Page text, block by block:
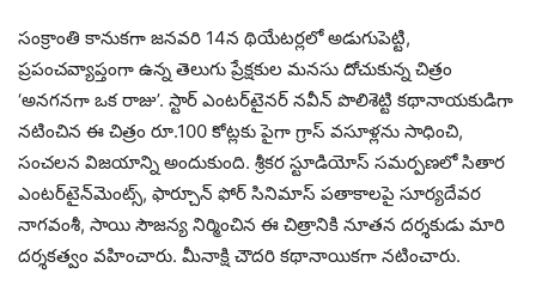
సంక్రాంతి కానుకగా జనవరి 14న థియేటర్లలో అడుగుపెట్టి,
ప్రపంచవ్యాప్తంగా ఉన్న తెలుగు ప్రేక్షకుల మనసు దోచుకున్న చిత్రం
‘అనగనగా ఒక రాజు’. స్టార్ ఎంటర్‌టైనర్ నవీన్‌ పొలిశెట్టి కథానాయకుడిగా
నటించిన ఈ చిత్రం రూ.100 కోట్లకు పైగా గ్రాస్ వసూళ్లను సాధించి,
సంచలన విజయాన్ని అందుకుంది. శ్రీకర స్టూడియోస్ సమర్పణలో సితార
ఎంటర్‌టైన్‌మెంట్స్, ఫార్చూన్ ఫోర్ సినిమాస్ పతాకాలపై సూర్యదేవర
నాగవంశీ, సాయి సౌజన్య నిర్మించిన ఈ చిత్రానికి నూతన దర్శకుడు మారి
దర్శకత్వం వహించారు. మీనాక్షి చౌదరి కథానాయికగా నటించారు.